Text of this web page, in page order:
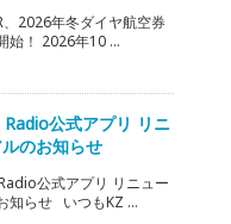
、2026年冬ダイヤ航空券
始！ 2026年10 ...
Radio公式アプリ リニ
のお知らせ
公式アプリ リニュー
知らせ いつもKZ ...